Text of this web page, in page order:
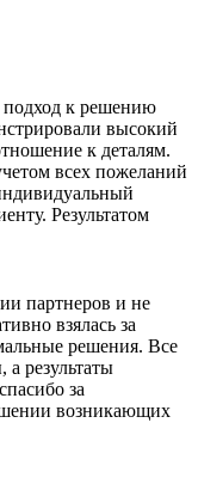
к решению
высокий
к деталям.
всех пожеланий
Результатом
партнеров и не
взялась за
решения. Все
результаты
за
возникающих